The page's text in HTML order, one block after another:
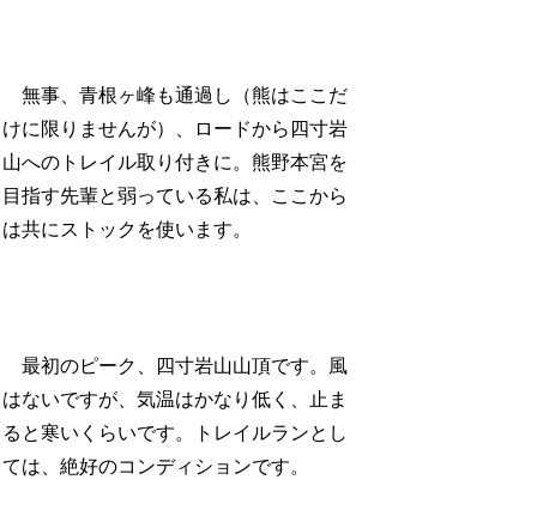
無事、青根ヶ峰も通過し（熊はここだ
けに限りませんが）、ロードから四寸岩
山へのトレイル取り付きに。熊野本宮を
目指す先輩と弱っている私は、ここから
は共にストックを使います。
最初のピーク、四寸岩山山頂です。風
はないですが、気温はかなり低く、止ま
ると寒いくらいです。トレイルランとし
ては、絶好のコンディションです。